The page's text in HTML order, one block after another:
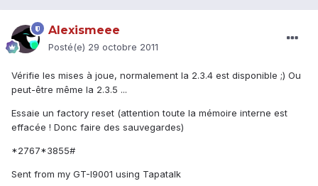
Alexismeee
Posté(e) 29 octobre 2011
Vérifie les mises à joue, normalement la 2.3.4 est disponible ;) Ou
peut-être même la 2.3.5 ...
Essaie un factory reset (attention toute la mémoire interne est
effacée ! Donc faire des sauvegardes)
*2767*3855#
Sent from my GT-I9001 using Tapatalk